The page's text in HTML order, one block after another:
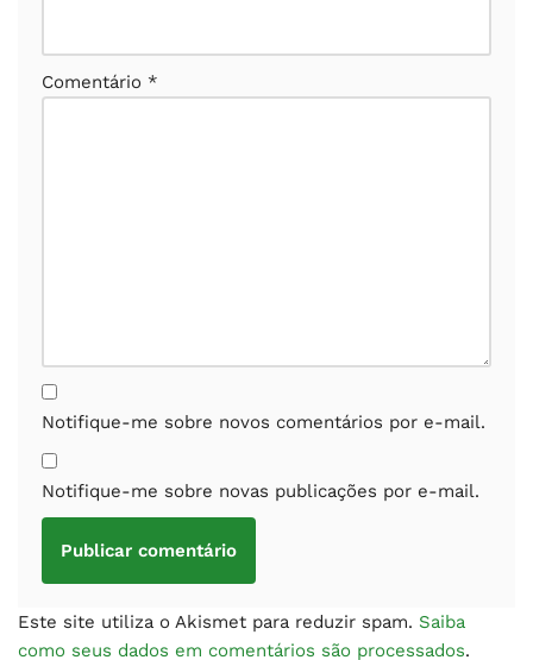
Comentário *
Notifique-me sobre novos comentários por e-mail.
Notifique-me sobre novas publicações por e-mail.
Este site utiliza o Akismet para reduzir spam. Saiba
como seus dados em comentários são processados.